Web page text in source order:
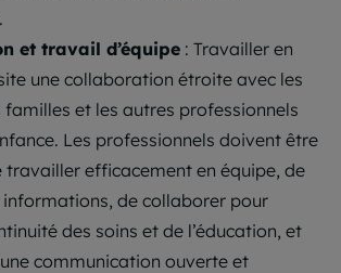
et travail d’équipe : Travailler en
une collaboration étroite avec les
familles et les autres professionnels
Les professionnels doivent être
travailler efficacement en équipe, de
de collaborer pour
des soins et de l’éducation, et
communication ouverte et